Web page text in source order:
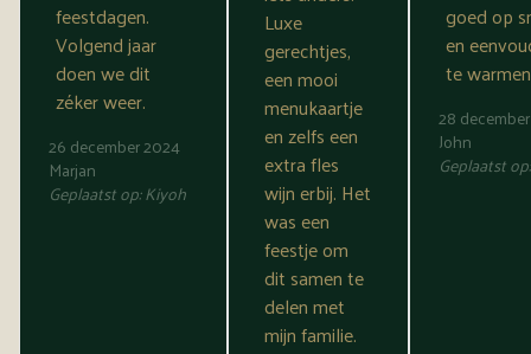
feestdagen.
Volgend jaar
doen we dit
zéker weer.
26 december 2024
Marjan
Geplaatst op:Kiyoh
Luxe
gerechtjes,
een mooi
menukaartje
en zelfs een
extra fles
wijn erbij. Het
was een
feestje om
dit samen te
delen met
mijn familie.
goed op
en
te
28
John
Geplaatst